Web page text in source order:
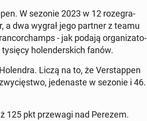
W sezonie 2023 w 12 ro­ze­gra­
a dwa wygrał jego partner z teamu
- jak podają or­ga­ni­za­to­
ho­len­der­skich fanów.
Liczą na to, że Ver­stap­pen
je­de­na­ste w sezonie i 46.
125 pkt prze­wa­gi nad Perezem.